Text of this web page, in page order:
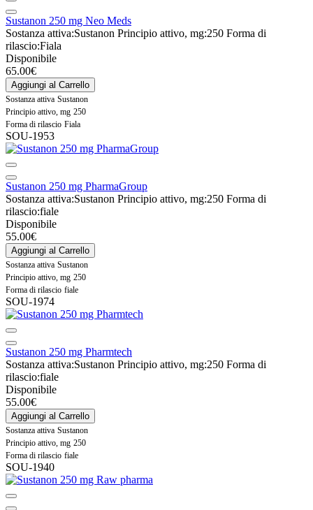
Sustanon 250 mg Neo Meds
Sostanza attiva:Sustanon Principio attivo, mg:250 Forma di
rilascio:Fiala
Disponibile
65.00€
Aggiungi al Carrello
Sostanza attiva Sustanon
Principio attivo, mg 250
Forma di rilascio Fiala
SOU-1953
Sustanon 250 mg PharmaGroup
Sostanza attiva:Sustanon Principio attivo, mg:250 Forma di
rilascio:fiale
Disponibile
55.00€
Aggiungi al Carrello
Sostanza attiva Sustanon
Principio attivo, mg 250
Forma di rilascio fiale
SOU-1974
Sustanon 250 mg Pharmtech
Sostanza attiva:Sustanon Principio attivo, mg:250 Forma di
rilascio:fiale
Disponibile
55.00€
Aggiungi al Carrello
Sostanza attiva Sustanon
Principio attivo, mg 250
Forma di rilascio fiale
SOU-1940